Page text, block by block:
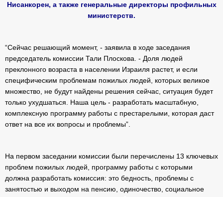
Нисанкорен, а также генеральные директоры профильных
министерств.
“Сейчас решающий момент, - заявила в ходе заседания
председатель комиссии Тали Плоскова. - Доля людей
преклонного возраста в населении Израиля растет, и если
специфическим проблемам пожилых людей, которых великое
множество, не будут найдены решения сейчас, ситуация будет
только ухудшаться. Наша цель - разработать масштабную,
комплексную программу работы с престарелыми, которая даст
ответ на все их вопросы и проблемы”.
На первом заседании комиссии были перечислены 13 ключевых
проблем пожилых людей, программу работы с которыми
должна разработать комиссия: это бедность, проблемы с
занятостью и выходом на пенсию, одиночество, социальное